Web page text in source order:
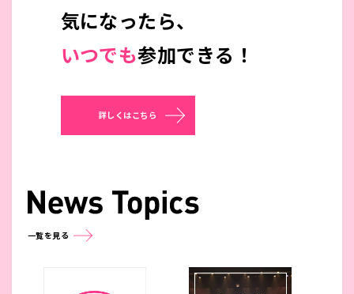
気になったら、
いつでも参加できる！
詳しくはこちら
一覧を見る